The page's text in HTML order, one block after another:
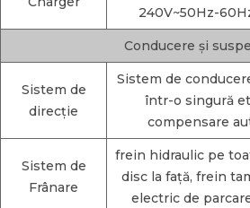
240V~50Hz-
Conducere și
Sistem de
direcție
Sistem de
într-o singură
compensare
Sistem de
Frânare
frein hidraulic pe
disc la față, frein
electric de